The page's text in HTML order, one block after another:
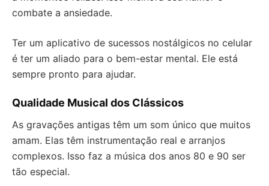
combate a ansiedade.
Ter um aplicativo de sucessos nostálgicos no celular
é ter um aliado para o bem-estar mental. Ele está
sempre pronto para ajudar.
Qualidade Musical dos Clássicos
As gravações antigas têm um som único que muitos
amam. Elas têm instrumentação real e arranjos
complexos. Isso faz a música dos anos 80 e 90 ser
tão especial.